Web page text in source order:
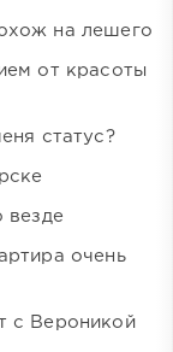
на лешего
от красоты
статус?
везде
очень
с Вероникой